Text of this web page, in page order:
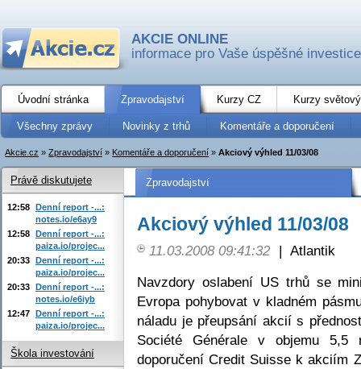
AKCIE ONLINE
informace pro Vaše úspěšné investice
Úvodní stránka Zpravodajství Kurzy CZ Kurzy
Všechny zprávy Novinky z trhů Komentáře a doporučení
Akcie.cz » Zpravodajství » Komentáře a doporučení » Akciový výhled 11/03/08
Zpravodajství
Akciový výhled 11/03/08
11.03.2008 09:41:32 | Atlantik
Navzdory oslabení US trhů se
Evropa pohybovat v kladném
náladu je přeupsání akcií s
Société Générale v objemu
doporučení Credit Suisse k akciím
Právě diskutujete
12:58 Denní report -...:
notes.io/e6ay9
12:58 Denní report -...:
paiza.io/projec...
20:33 Denní report -...:
paiza.io/projec...
20:33 Denní report -...:
notes.io/e6iyb
12:47 Denní report -...:
paiza.io/projec...
Škola investování